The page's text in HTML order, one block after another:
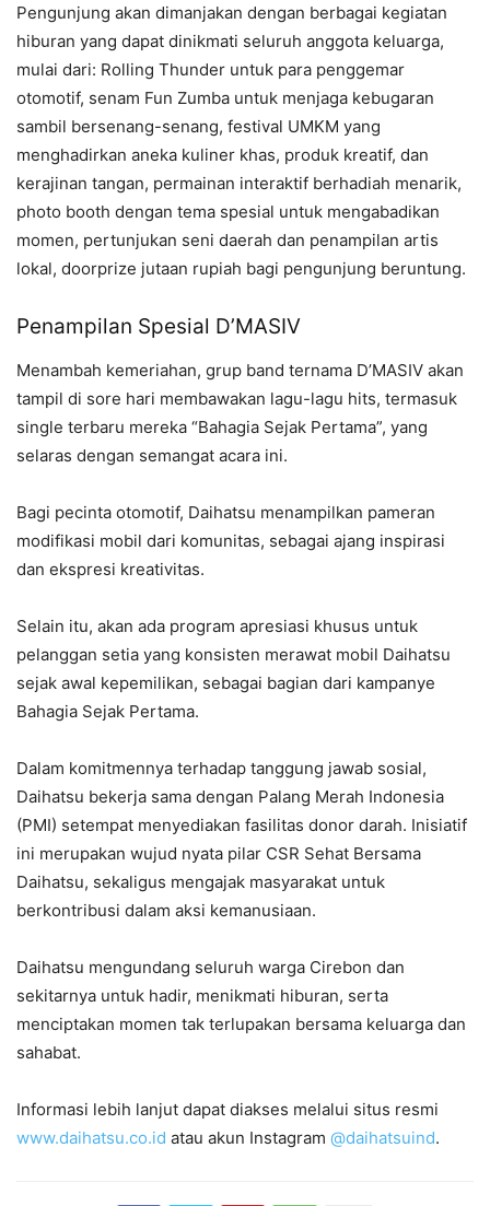
Pengunjung akan dimanjakan dengan berbagai kegiatan
hiburan yang dapat dinikmati seluruh anggota keluarga,
mulai dari: Rolling Thunder untuk para penggemar
otomotif, senam Fun Zumba untuk menjaga kebugaran
sambil bersenang-senang, festival UMKM yang
menghadirkan aneka kuliner khas, produk kreatif, dan
kerajinan tangan, permainan interaktif berhadiah menarik,
photo booth dengan tema spesial untuk mengabadikan
momen, pertunjukan seni daerah dan penampilan artis
lokal, doorprize jutaan rupiah bagi pengunjung beruntung.
Penampilan Spesial D’MASIV
Menambah kemeriahan, grup band ternama D’MASIV akan
tampil di sore hari membawakan lagu-lagu hits, termasuk
single terbaru mereka “Bahagia Sejak Pertama”, yang
selaras dengan semangat acara ini.
Bagi pecinta otomotif, Daihatsu menampilkan pameran
modifikasi mobil dari komunitas, sebagai ajang inspirasi
dan ekspresi kreativitas.
Selain itu, akan ada program apresiasi khusus untuk
pelanggan setia yang konsisten merawat mobil Daihatsu
sejak awal kepemilikan, sebagai bagian dari kampanye
Bahagia Sejak Pertama.
Dalam komitmennya terhadap tanggung jawab sosial,
Daihatsu bekerja sama dengan Palang Merah Indonesia
(PMI) setempat menyediakan fasilitas donor darah. Inisiatif
ini merupakan wujud nyata pilar CSR Sehat Bersama
Daihatsu, sekaligus mengajak masyarakat untuk
berkontribusi dalam aksi kemanusiaan.
Daihatsu mengundang seluruh warga Cirebon dan
sekitarnya untuk hadir, menikmati hiburan, serta
menciptakan momen tak terlupakan bersama keluarga dan
sahabat.
Informasi lebih lanjut dapat diakses melalui situs resmi
www.daihatsu.co.id atau akun Instagram @daihatsuind.